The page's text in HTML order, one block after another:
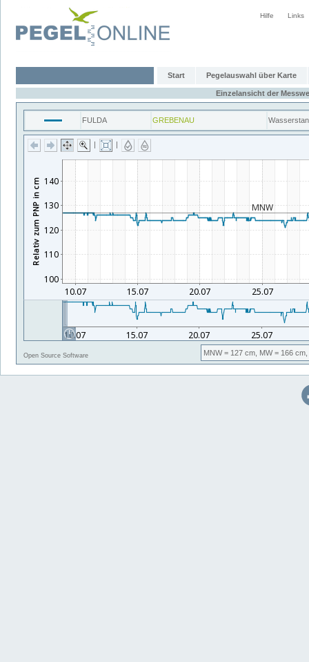
Hilfe Links
Start Pegelauswahl über Karte
Einzelansicht der
FULDA GREBENAU
| |
Open Source Software MNW= 127 cm, MW= 166 cm,